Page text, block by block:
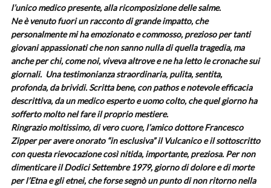
l’unico medico presente, alla ricomposizione delle salme.
Ne è venuto fuori un racconto di grande impatto, che
personalmente mi ha emozionato e commosso, prezioso per tanti
giovani appassionati che non sanno nulla di quella tragedia, ma
anche per chi, come noi, viveva altrove e ne ha letto le cronache sui
giornali. Una testimonianza straordinaria, pulita, sentita,
profonda, da brividi. Scritta bene, con pathos e notevole efficacia
descrittiva, da un medico esperto e uomo colto, che quel giorno ha
sofferto molto nel fare il proprio mestiere.
Ringrazio moltissimo, di vero cuore, l’amico dottore Francesco
Zipper per avere onorato “in esclusiva” il Vulcanico e il sottoscritto
con questa rievocazione così nitida, importante, preziosa. Per non
dimenticare il Dodici Settembre 1979, giorno di dolore e di morte
per l’Etna e gli etnei, che forse segnò un punto di non ritorno nella